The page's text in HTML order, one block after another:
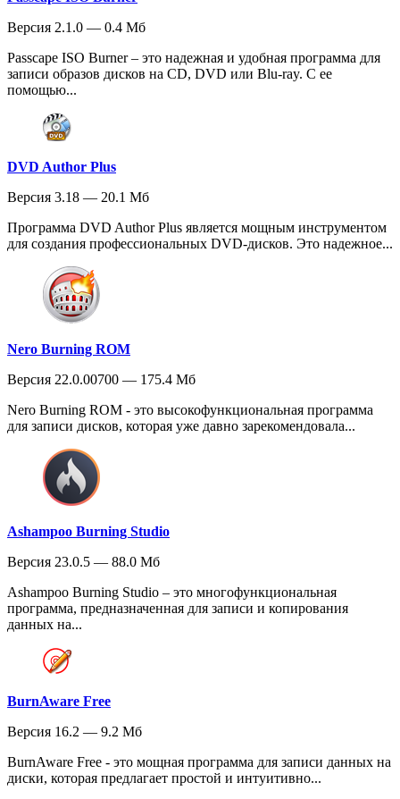
Версия 2.1.0 — 0.4 Мб
Passcape ISO Burner – это надежная и удобная программа для
записи образов дисков на CD, DVD или Blu-ray. С ее
помощью...
DVD Author Plus
Версия 3.18 — 20.1 Мб
Программа DVD Author Plus является мощным инструментом
для создания профессиональных DVD-дисков. Это надежное...
Nero Burning ROM
Версия 22.0.00700 — 175.4 Мб
Nero Burning ROM - это высокофункциональная программа
для записи дисков, которая уже давно зарекомендовала...
Ashampoo Burning Studio
Версия 23.0.5 — 88.0 Мб
Ashampoo Burning Studio – это многофункциональная
программа, предназначенная для записи и копирования
данных на...
BurnAware Free
Версия 16.2 — 9.2 Мб
BurnAware Free - это мощная программа для записи данных на
диски, которая предлагает простой и интуитивно...